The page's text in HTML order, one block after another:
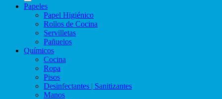
Papeles
Papel Higiénico
Rollos de Cocina
Servilletas
Pañuelos
Químicos
Cocina
Ropa
Pisos
Desinfectantes | Sanitizantes
Manos